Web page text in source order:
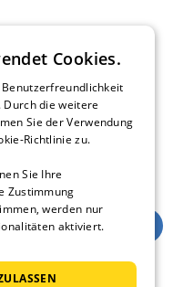
Cookies.
die weitere
Sie der Verwendung
Richtlinie zu.
Sie Ihre
Zustimmung
werden nur
aktiviert.